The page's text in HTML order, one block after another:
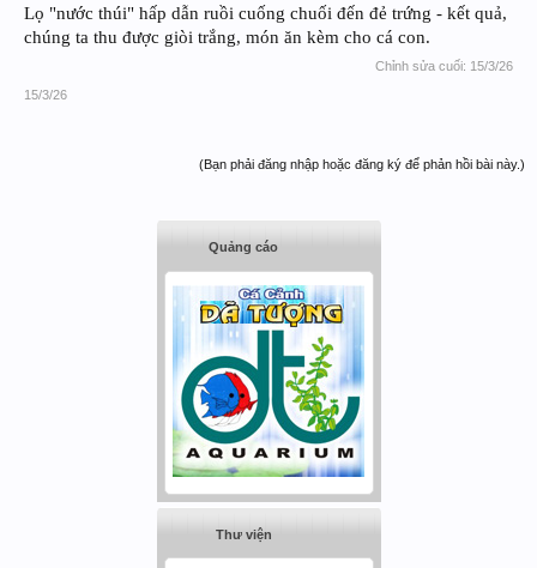
Lọ "nước thúi" hấp dẫn ruồi cuống chuối đến đẻ trứng - kết quả,
chúng ta thu được giòi trắng, món ăn kèm cho cá con.
Chỉnh sửa cuối: 15/3/26
15/3/26
(Bạn phải đăng nhập hoặc đăng ký để phản hồi bài này.)
Quảng cáo
Thư viện